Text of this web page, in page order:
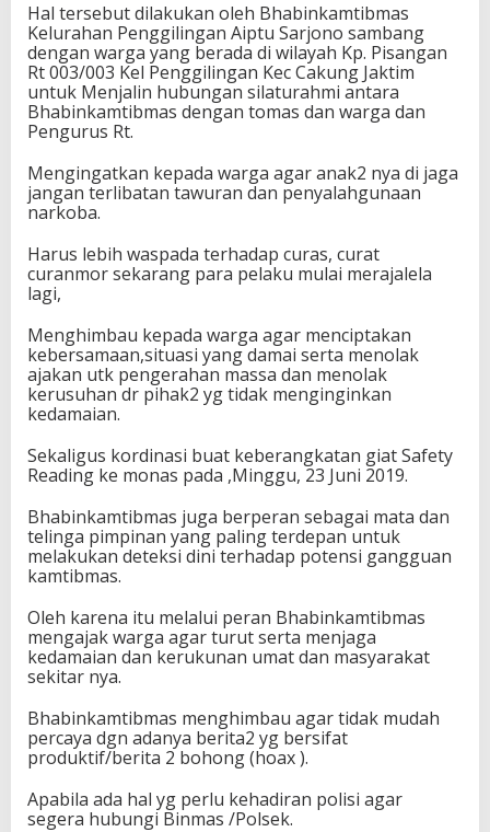
Hal tersebut dilakukan oleh Bhabinkamtibmas
Kelurahan Penggilingan Aiptu Sarjono sambang
dengan warga yang berada di wilayah Kp. Pisangan
Rt 003/003 Kel Penggilingan Kec Cakung Jaktim
untuk Menjalin hubungan silaturahmi antara
Bhabinkamtibmas dengan tomas dan warga dan
Pengurus Rt.
Mengingatkan kepada warga agar anak2 nya di jaga
jangan terlibatan tawuran dan penyalahgunaan
narkoba.
Harus lebih waspada terhadap curas, curat
curanmor sekarang para pelaku mulai merajalela
lagi,
Menghimbau kepada warga agar menciptakan
kebersamaan,situasi yang damai serta menolak
ajakan utk pengerahan massa dan menolak
kerusuhan dr pihak2 yg tidak menginginkan
kedamaian.
Sekaligus kordinasi buat keberangkatan giat Safety
Reading ke monas pada ,Minggu, 23 Juni 2019.
Bhabinkamtibmas juga berperan sebagai mata dan
telinga pimpinan yang paling terdepan untuk
melakukan deteksi dini terhadap potensi gangguan
kamtibmas.
Oleh karena itu melalui peran Bhabinkamtibmas
mengajak warga agar turut serta menjaga
kedamaian dan kerukunan umat dan masyarakat
sekitar nya.
Bhabinkamtibmas menghimbau agar tidak mudah
percaya dgn adanya berita2 yg bersifat
produktif/berita 2 bohong (hoax ).
Apabila ada hal yg perlu kehadiran polisi agar
segera hubungi Binmas /Polsek.